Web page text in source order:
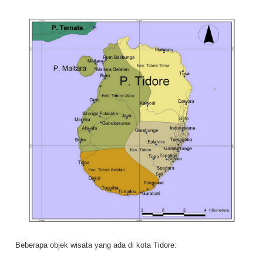
Beberapa objek wisata yang ada di kota Tidore: